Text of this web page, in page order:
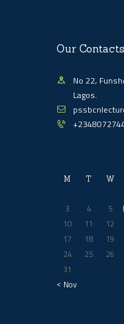
Our Contacts
No 22,
Lagos.
M T W
3
4 5
10
11 12
17
18 19
24
25 26
31
« Nov